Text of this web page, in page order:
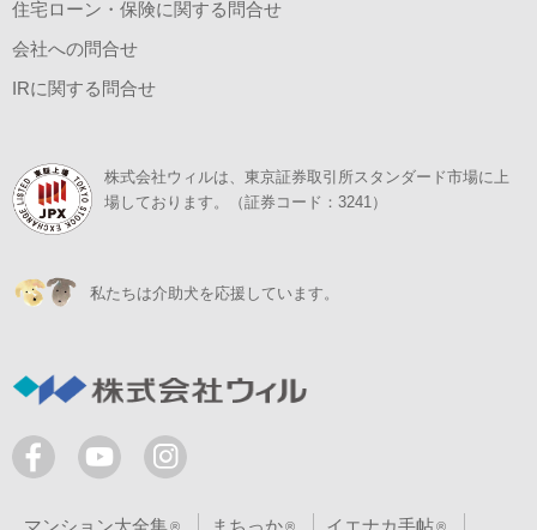
住宅ローン・保険に関する問合せ
会社への問合せ
IRに関する問合せ
株式会社ウィルは、東京証券取引所スタンダード市場に上
場しております。（証券コード：3241）
私たちは介助犬を応援しています。